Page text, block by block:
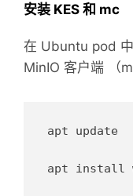
安装 KES 和 mc
在 Ubuntu pod
MinIO 客户端 （
apt update
apt install